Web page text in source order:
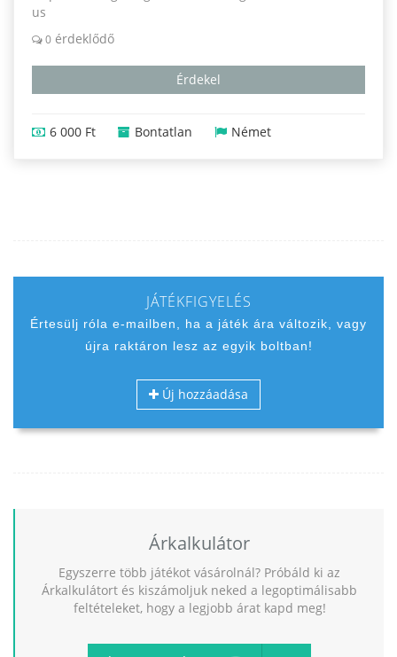
us
0 érdeklődő
Érdekel
6 000 Ft Bontatlan Német
JÁTÉKFIGYELÉS
Értesülj róla e-mailben, ha a játék ára változik, vagy
újra raktáron lesz az egyik boltban!
Új hozzáadása
Árkalkulátor
Egyszerre több játékot vásárolnál? Próbáld ki az
Árkalkulátort és kiszámoljuk neked a legoptimálisabb
feltételeket, hogy a legjobb árat kapd meg!